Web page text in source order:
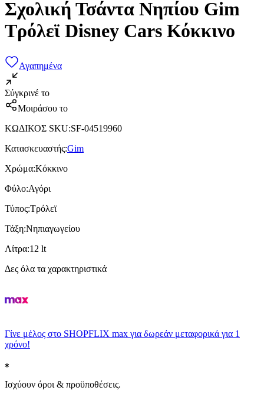
Σχολική Τσάντα Νηπίου Gim
Τρόλεϊ Disney Cars Κόκκινο
Αγαπημένα
Σύγκρινέ το
Μοιράσου το
ΚΩΔΙΚΟΣ SKU:SF-04519960
Κατασκευαστής:Gim
Χρώμα:Κόκκινο
Φύλο:Αγόρι
Τύπος:Τρόλεϊ
Τάξη:Νηπιαγωγείου
Λίτρα:12 lt
Δες όλα τα χαρακτηριστικά
Γίνε μέλος στο SHOPFLIX max για δωρεάν μεταφορικά για 1
χρόνο!
Ισχύουν όροι & προϋποθέσεις.